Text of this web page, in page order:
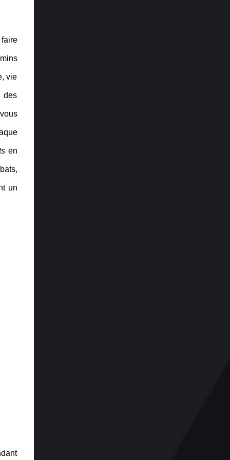
vie
des
en
un